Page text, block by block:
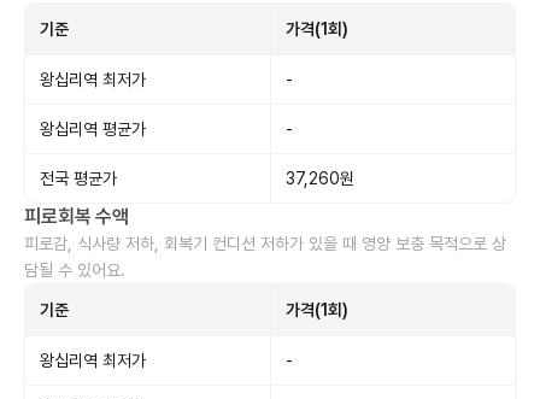
기준 가격(1회)
왕십리역 최저가 -
왕십리역 평균가 -
전국 평균가 37,260원
피로회복 수액
피로감, 식사량 저하, 회복기 컨디션 저하가 있을 때 영양 보충 목적으로 상
담될 수 있어요.
기준 가격(1회)
왕십리역 최저가 -